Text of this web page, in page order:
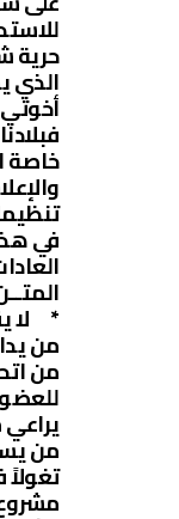
حرية
الذي
خاصة
في
* لا
من
من
من